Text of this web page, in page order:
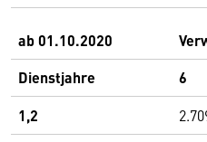
ab 01.10.2020
Dienstjahre
6
1,2